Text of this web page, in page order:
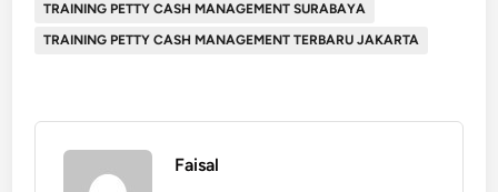
TRAINING PETTY CASH MANAGEMENT SURABAYA
TRAINING PETTY CASH MANAGEMENT TERBARU JAKARTA
Faisal